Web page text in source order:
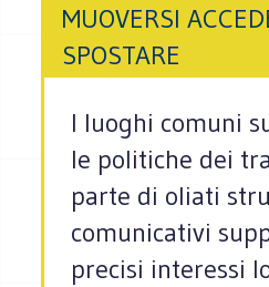
MUOVERSI
SPOSTARE
I luoghi comuni
le politiche dei
parte di oliati
comunicativi
precisi interessi